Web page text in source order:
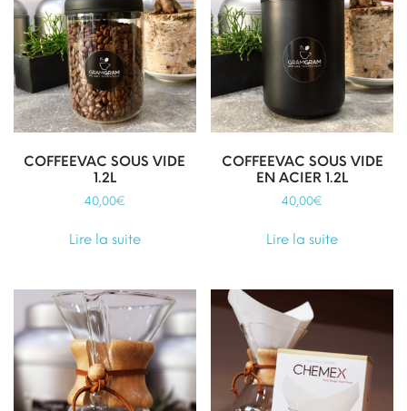
COFFEEVAC SOUS VIDE
1.2L
40,00€
Lire la suite
COFFEEVAC SOUS VIDE
EN ACIER 1.2L
40,00€
Lire la suite